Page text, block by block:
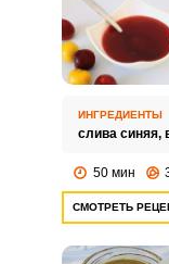
ИНГРЕДИЕНТЫ
слива синяя,
50 мин
СМОТРЕТЬ